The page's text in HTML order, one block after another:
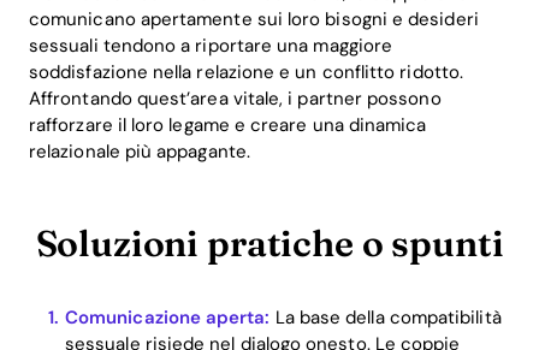
comunicano apertamente sui loro bisogni e desideri
sessuali tendono a riportare una maggiore
soddisfazione nella relazione e un conflitto ridotto.
Affrontando quest’area vitale, i partner possono
rafforzare il loro legame e creare una dinamica
relazionale più appagante.
Soluzioni pratiche o spunti
Comunicazione aperta: La base della compatibilità
sessuale risiede nel dialogo onesto. Le coppie